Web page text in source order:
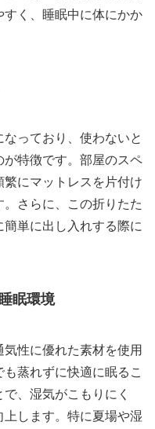
く、睡眠中に体にかか
っており、使わないと
が特徴です。部屋のスペ
にマットレスを片付け
さらに、この折りたた
単に出し入れする際に
眠環境
気性に優れた素材を使用
蒸れずに快適に眠るこ
、湿気がこもりにく
上します。特に夏場や湿